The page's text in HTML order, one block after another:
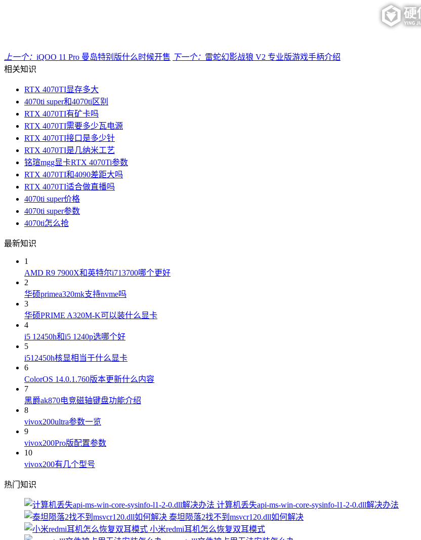
上一个： iQOO 11 Pro 曼岛特别版什么时候开售 下一个： 雷蛇幻影战狼 V2 专业版游戏手柄介绍
相关知识
RTX 4070TI显存多大
4070ti super和4070ti区别
RTX 4070TI有矿卡吗
RTX 4070TI需要多少瓦电源
RTX 4070TI接口是多少针
RTX 4070TI是几纳米工艺
铭瑄mgg显卡RTX 4070Ti参数
RTX 4070TI和4090差距大吗
RTX 4070TI适合做直播吗
4070ti super价格
4070ti super参数
4070ti怎么抢
最新知识
1
AMD R9 7900X和英特尔i713700哪个更好
2
华硕primea320mk支持nvme吗
3
华硕PRIME A320M-K可以装什么显卡
4
i5 12450h和i5 1240p选哪个好
5
i512450h核显相当于什么显卡
6
ColorOS 14.0.1.760版本更新什么内容
7
黑爵ak870电竞磁轴键盘功能介绍
8
vivox200ultra参数一览
9
vivox200Pro版配置参数
10
vivox200有几个型号
热门知识
计算机丢失api-ms-win-core-sysinfo-l1-2-0.dll解决办法
泰坦陨落2找不到msvcr120.dll如何解决
小米redmi耳机怎么恢复双耳模式